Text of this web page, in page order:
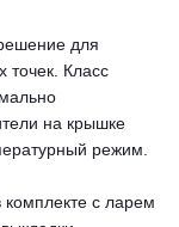
для
точек. Класс
на крышке
режим.
с ларем